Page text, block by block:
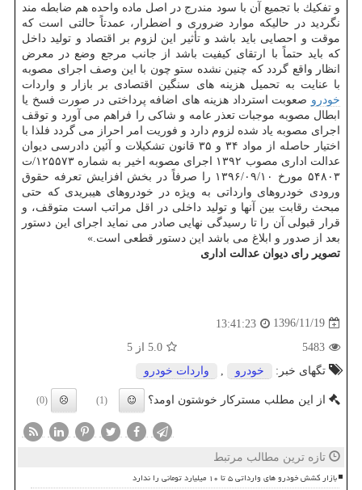
و تفكیك با تجمیع آن با سود مندرج در اصل ماده واحده هم ضابطه مند
نگردید در حالیكه موارد ضروری و اضطرار، عمدتاً حالتی است كه
موقت و احصایی باید باشد و تأثیر این لزوم بر اقتصاد و تولید داخل
كه باید حتماً با ارتقای كیفیت باشد از جانب مرجع وضع در معرض
انظار واقع گردد كه چنین نشده ستو چون با این وصف اجرای مصوبه
با عنایت به تحمیل هزینه های سنگین اقتصادی بر بازار و واردات
خودرو صعوبت استرداد هزینه های اضافه پرداختی در صورت فسخ یا
ابطال مصوبه موجبات تعذر عامه و شاكی را فراهم می آورد و توقف
اجرای مصوبه یاد شده لزوم دارد و فوریت امر احراز می گردد فلذا با
اختیار حاصله از مواد ۳۴ و ۳۵ قانون تشكیلات و آئین دادرسی دیوان
عدالت اداری مصوب ۱۳۹۲ اجرای مصوبه اخیر به شماره ۱۲۵۵۷۳/ت
۵۴۸۰۳ مورخ ۱۳۹۶/۰۹/۱۰ را صرفاً در بخش افزایش تعرفه حقوق
ورودی خودروهای وارداتی به ویژه در خودروهای هیبریدی كه حتی
مبحث رقابت بین آنها و تولید داخلی در اقل مراتب است متوقف، و
قرار قبولی آن را تا رسیدگی نهایی صادر می نماید اجرای این دستور
بعد از صدور و ابلاغ می باشد این دستور قطعی است.»
تصویر رای دیوان عدالت اداری
1396/11/19
13:41:23
5483
5.0 از 5
تگهای خبر:
خودرو واردات خودرو
از این مطلب مسترکار خوشتون اومد؟ (1)
(0)
تازه ترین مطالب مرتبط
بازار کشش خودرو های وارداتی ۵ تا ۱۰ میلیارد تومانی را ندارد